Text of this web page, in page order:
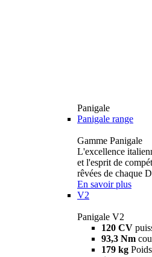
Panigale
Panigale range
Gamme Panigale
L'excellence
et l'esprit de
rêvées de chaque
En savoir plus
V2
Panigale V2
120 CV
93,3 Nm
179 kg